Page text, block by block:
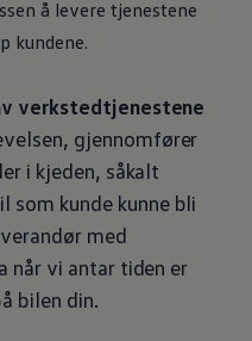
å levere tjenestene
kundene.
verkstedtjenestene
gjennomfører
i kjeden, såkalt
som kunde kunne bli
med
når vi antar tiden er
bilen din.